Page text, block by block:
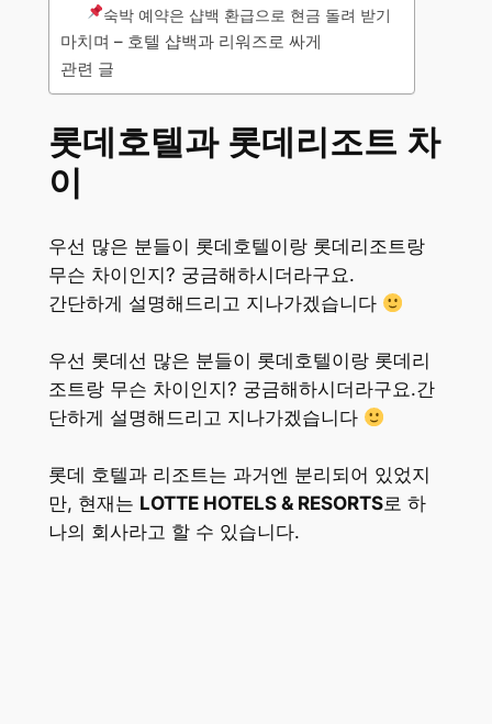
숙박 예약은 샵백 환급으로 현금 돌려 받기
마치며 – 호텔 샵백과 리워즈로 싸게
관련 글
롯데호텔과 롯데리조트 차
이
우선 많은 분들이 롯데호텔이랑 롯데리조트랑
무슨 차이인지? 궁금해하시더라구요.
간단하게 설명해드리고 지나가겠습니다
우선 롯데선 많은 분들이 롯데호텔이랑 롯데리
조트랑 무슨 차이인지? 궁금해하시더라구요.간
단하게 설명해드리고 지나가겠습니다
롯데 호텔과 리조트는 과거엔 분리되어 있었지
만, 현재는 LOTTE HOTELS & RESORTS로 하
나의 회사라고 할 수 있습니다.